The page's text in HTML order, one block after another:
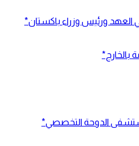
العهد ورئيس وزراء باكستان*
بالخارج*
الدوحة التخصصي*